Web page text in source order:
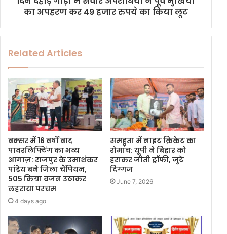
का अपहरण कर 49 हजार रुपये का किया लूट
Related Articles
बक्सर में 16 वर्षों बाद
पावरलिफ्टिंग का भव्य
आगाज़: राजपुर के उमाशंकर
पांडेय बने जिला चैंपियन,
505 किग्रा वजन उठाकर
लहराया परचम
4 days ago
समहुता में नाइट क्रिकेट का
रोमांच: यूपी ने बिहार को
हराकर जीती ट्रॉफी, जुटे
दिग्गज
June 7, 2026